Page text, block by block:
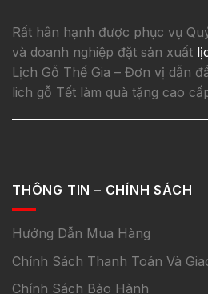
Rất hân hạnh được phục vụ
và doanh nghiệp đặt sản xuất
Lịch Gỗ Thế Gia – Đơn vị dẫn
lich gỗ Tết làm quà tặng cao
THÔNG TIN – CHÍNH SÁCH
Hướng Dẫn Mua Hàng
Chính Sách Thanh Toán Và
Chính Sách Bảo Hành